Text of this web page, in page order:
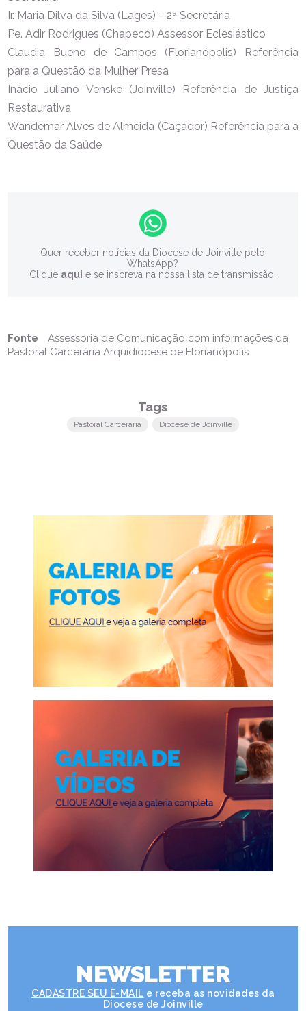
Ir. Maria Dilva da Silva (Lages) - 2ª Secretária
Pe. Adir Rodrigues (Chapecó) Assessor Eclesiástico
Claudia Bueno de Campos (Florianópolis) Referência
para a Questão da Mulher Presa
Inácio Juliano Venske (Joinville) Referência de Justiça
Restaurativa
Wandemar Alves de Almeida (Caçador) Referência para a
Questão da Saúde
Quer receber notícias da Diocese de Joinville pelo
WhatsApp?
Clique aqui e se inscreva na nossa lista de transmissão.
Fonte
Assessoria de Comunicação com informações da
Pastoral Carcerária Arquidiocese de Florianópolis
Tags
Pastoral Carcerária Diocese de Joinville
NEWSLETTER
CADASTRE SEU E-MAIL e receba as novidades da
Diocese de Joinville